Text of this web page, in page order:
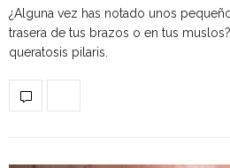
¿Alguna vez has notado unos
trasera de tus brazos o en tus
queratosis pilaris.